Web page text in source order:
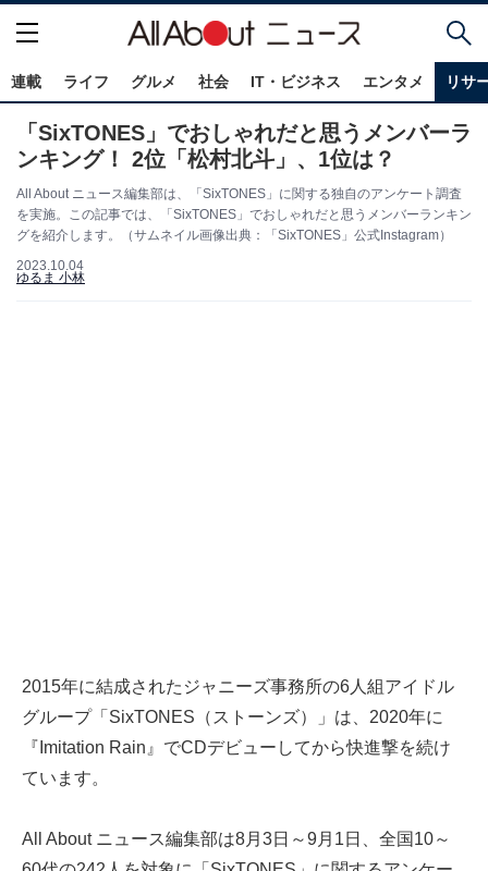
連載 ライフ グルメ 社会 IT・ビジネス エンタメ リサ
「SixTONES」でおしゃれだと思うメンバーラ
ンキング！ 2位「松村北斗」、1位は？
All About ニュース編集部は、「SixTONES」に関する独自のアンケート調査
を実施。この記事では、「SixTONES」でおしゃれだと思うメンバーランキン
グを紹介します。（サムネイル画像出典：「SixTONES」公式Instagram）
2023.10.04
ゆるま 小林
2015年に結成されたジャニーズ事務所の6人組アイドル
グループ「SixTONES（ストーンズ）」は、2020年に
『Imitation Rain』でCDデビューしてから快進撃を続け
ています。
All About ニュース編集部は8月3日～9月1日、全国10～